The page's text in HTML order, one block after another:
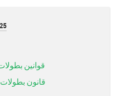
قوانين بطولات
قانون بطولات